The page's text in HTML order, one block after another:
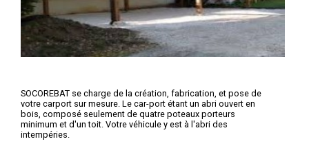
SOCOREBAT se charge de la création, fabrication, et pose de
votre carport sur mesure. Le car-port étant un abri ouvert en
bois, composé seulement de quatre poteaux porteurs
minimum et d'un toit. Votre véhicule y est à l'abri des
intempéries.